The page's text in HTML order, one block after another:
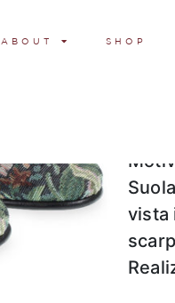
ABOUT SHOP
vista